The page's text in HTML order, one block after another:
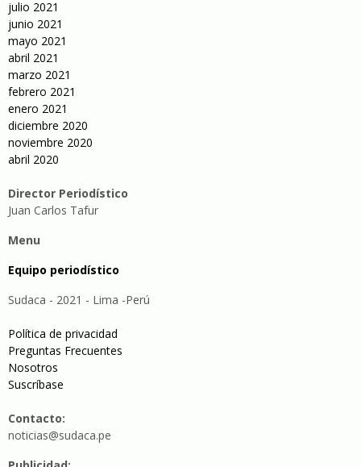
julio 2021
junio 2021
mayo 2021
abril 2021
marzo 2021
febrero 2021
enero 2021
diciembre 2020
noviembre 2020
abril 2020
Director Periodístico
Juan Carlos Tafur
Menu
Equipo periodístico
Sudaca - 2021 - Lima -Perú
Política de privacidad
Preguntas Frecuentes
Nosotros
Suscríbase
Contacto:
noticias@sudaca.pe